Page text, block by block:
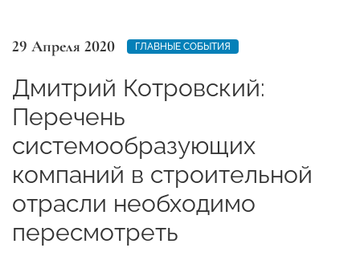
29 Апреля 2020 ГЛАВНЫЕ СОБЫТИЯ
Дмитрий Котровский:
Перечень
системообразующих
компаний в строительной
отрасли необходимо
пересмотреть